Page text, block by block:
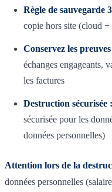
Règle de sauvegarde
copie hors site (cloud
Conservez les
échanges engageants,
les factures
Destruction sécurisée :
sécurisée pour les
données personnelles)
Attention lors de la
données personnelles